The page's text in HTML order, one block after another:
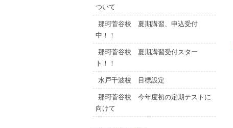
ついて
那珂菅谷校 夏期講習、申込受付
中！！
那珂菅谷校 夏期講習受付スター
ト！！
水戸千波校 目標設定
那珂菅谷校 今年度初の定期テストに
向けて